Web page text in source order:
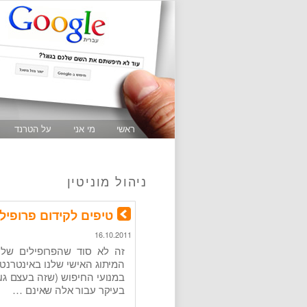
ראשי מי אני על הטרנד
ניהול מוניטין
טיפים לקידום
16.10.2011
זה לא סוד שהפרופילים
המיתוג האישי שלנו
במנועי החיפוש (שזה בעצם
בעיקר עבור אלה שאינם …